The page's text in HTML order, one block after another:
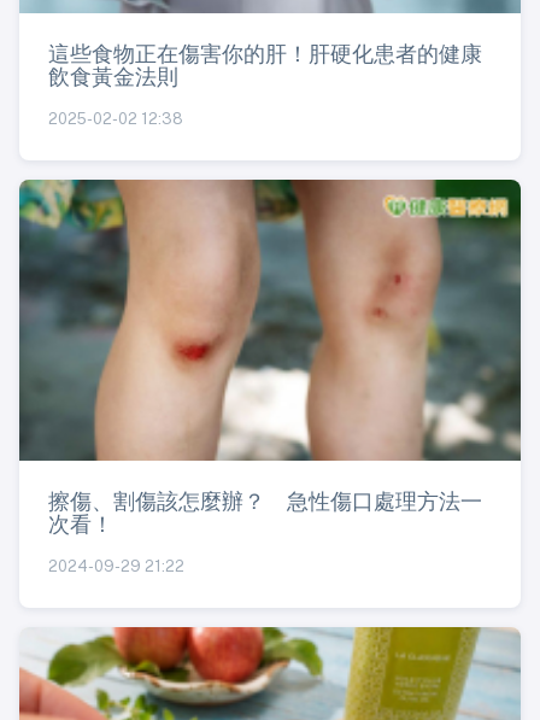
這些食物正在傷害你的肝！肝硬化患者的健康
飲食黃金法則
2025-02-02 12:38
擦傷、割傷該怎麼辦？ 急性傷口處理方法一
次看！
2024-09-29 21:22